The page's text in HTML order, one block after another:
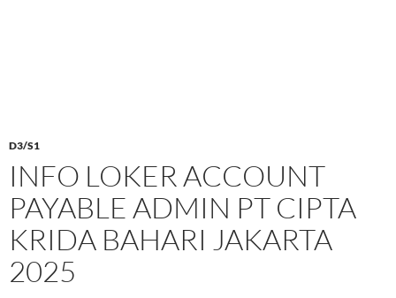
D3/S1
INFO LOKER ACCOUNT
PAYABLE ADMIN PT CIPTA
KRIDA BAHARI JAKARTA
2025